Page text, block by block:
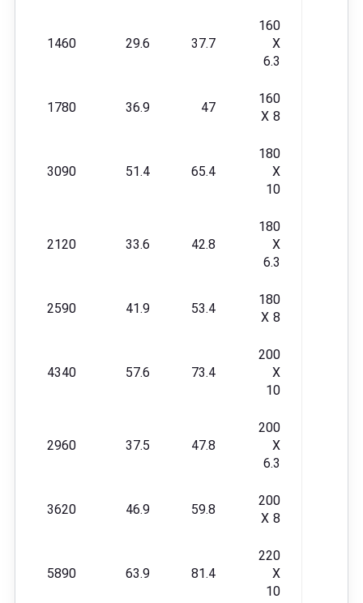
160
X
6.3
37.7
29.6
1460
160
X 8
47
36.9
1780
180
X
10
65.4
51.4
3090
180
X
6.3
42.8
33.6
2120
180
X 8
53.4
41.9
2590
200
X
10
73.4
57.6
4340
200
X
6.3
47.8
37.5
2960
200
X 8
59.8
46.9
3620
220
X
10
81.4
63.9
5890